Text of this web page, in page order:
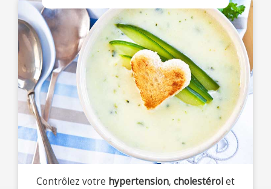
Contrôlez votre hypertension, cholestérolet